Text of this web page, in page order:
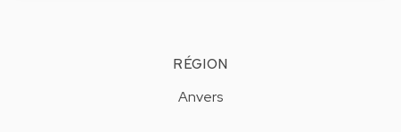
RÉGION
Anvers